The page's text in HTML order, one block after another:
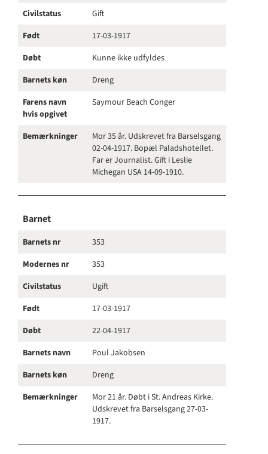
Civilstatus
Gift
Født
17-03-1917
Døbt
Kunne ikke udfyldes
Barnets køn
Dreng
Farens navn
hvis opgivet
Saymour Beach Conger
Bemærkninger
Mor 35 år. Udskrevet fra Barselsgang
02-04-1917. Bopæl Paladshotellet.
Far er Journalist. Gift i Leslie
Michegan USA 14-09-1910.
Barnet
Barnets nr
353
Modernes nr
353
Civilstatus
Ugift
Født
17-03-1917
Døbt
22-04-1917
Barnets navn
Poul Jakobsen
Barnets køn
Dreng
Bemærkninger
Mor 21 år. Døbt i St. Andreas Kirke.
Udskrevet fra Barselsgang 27-03-
1917.